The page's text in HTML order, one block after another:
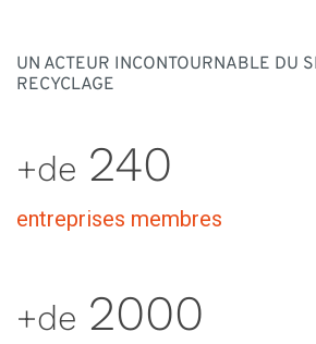
UN ACTEUR INCONTOURNABLE DU
RECYCLAGE
+de 240
entreprises membres
+de 2000